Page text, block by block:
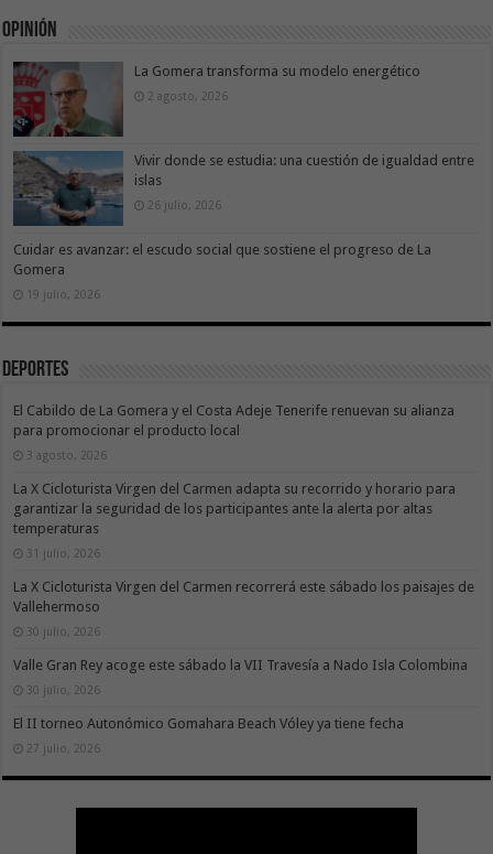
Opinión
La Gomera transforma su modelo energético
2 agosto, 2026
Vivir donde se estudia: una cuestión de igualdad entre
islas
26 julio, 2026
Cuidar es avanzar: el escudo social que sostiene el progreso de La
Gomera
19 julio, 2026
Deportes
El Cabildo de La Gomera y el Costa Adeje Tenerife renuevan su alianza
para promocionar el producto local
3 agosto, 2026
La X Cicloturista Virgen del Carmen adapta su recorrido y horario para
garantizar la seguridad de los participantes ante la alerta por altas
temperaturas
31 julio, 2026
La X Cicloturista Virgen del Carmen recorrerá este sábado los paisajes de
Vallehermoso
30 julio, 2026
Valle Gran Rey acoge este sábado la VII Travesía a Nado Isla Colombina
30 julio, 2026
El II torneo Autonómico Gomahara Beach Vóley ya tiene fecha
27 julio, 2026